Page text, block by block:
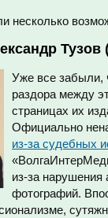
несколько
Тузов
Уже все забыли,
раздора между
страницах их
Официально
из-за судебных
из-за нарушения
фотографий.